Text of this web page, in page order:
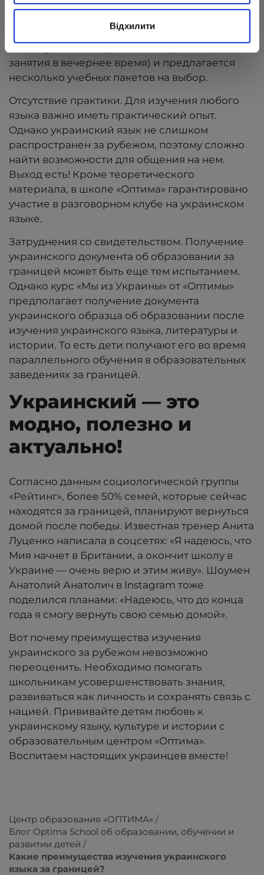
Відхилити
изучения украинского за рубежом, выбирайте
проходят в мини-группах до 10 человек,
действует гибкое расписание (в том числе
занятия в вечернее время) и предлагается
несколько учебных пакетов на выбор.
Отсутствие практики. Для изучения любого
языка важно иметь практический опыт.
Однако украинский язык не слишком
распространен за рубежом, поэтому сложно
найти возможности для общения на нем.
Выход есть! Кроме теоретического
материала, в школе «Оптима» гарантировано
участие в разговорном клубе на украинском
языке.
Затруднения со свидетельством. Получение
украинского документа об образовании за
границей может быть еще тем испытанием.
Однако курс «Мы из Украины» от «Оптимы»
предполагает получение документа
украинского образца об образовании после
изучения украинского языка, литературы и
истории. То есть дети получают его во время
параллельного обучения в образовательных
заведениях за границей.
Украинский — это
модно, полезно и
актуально!
Согласно данным социологической группы
«Рейтинг», более 50% семей, которые сейчас
находятся за границей, планируют вернуться
домой после победы. Известная тренер Анита
Луценко написала в соцсетях: «Я надеюсь, что
Мия начнет в Британии, а окончит школу в
Украине — очень верю и этим живу». Шоумен
Анатолий Анатолич в Instagram тоже
поделился планами: «Надеюсь, что до конца
года я смогу вернуть свою семью домой».
Вот почему преимущества изучения
украинского за рубежом невозможно
переоценить. Необходимо помогать
школьникам усовершенствовать знания,
развиваться как личность и сохранять связь с
нацией. Прививайте детям любовь к
украинскому языку, культуре и истории с
образовательным центром «Оптима».
Воспитаем настоящих украинцев вместе!
Центр образования «ОПТИМА»
Блог Optima School об образовании, обучении и
развитии детей
Какие преимущества изучения украинского
языка за границей?